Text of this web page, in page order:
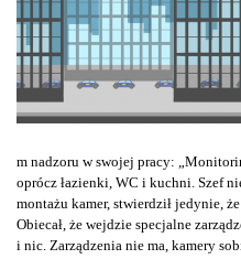
m nadzoru w swojej pracy:
oprócz łazienki, WC i kuchni. Szef
montażu kamer, stwierdził jedynie,
Obiecał, że wejdzie specjalne
i nic. Zarządzenia nie ma, kamery